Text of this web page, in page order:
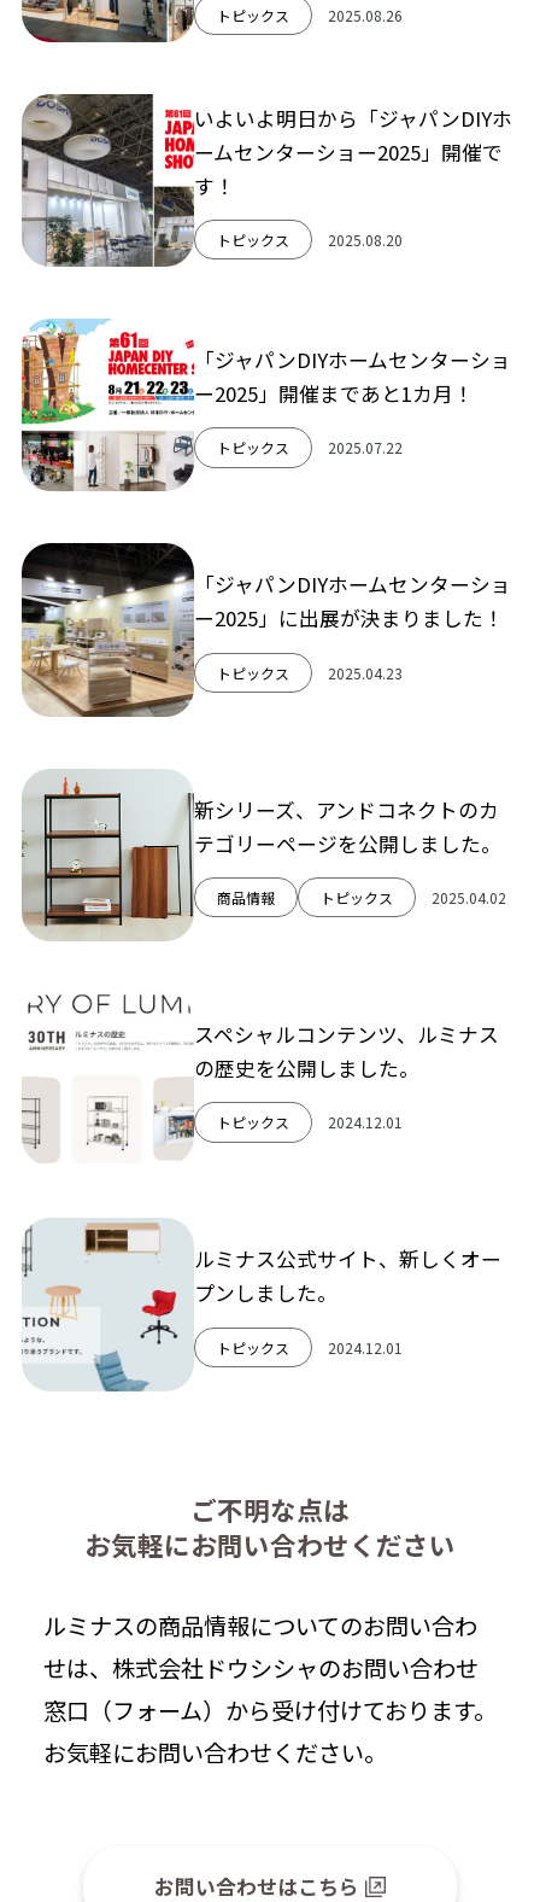
トピックス 2025.08.26
いよいよ明日から「ジャパンDIYホ
ームセンターショー2025」開催で
す！
トピックス 2025.08.20
「ジャパンDIYホームセンターショ
ー2025」開催まであと1カ月！
トピックス 2025.07.22
「ジャパンDIYホームセンターショ
ー2025」に出展が決まりました！
トピックス 2025.04.23
新シリーズ、アンドコネクトのカ
テゴリーページを公開しました。
商品情報 トピックス 2025.04.02
スペシャルコンテンツ、ルミナス
の歴史を公開しました。
トピックス 2024.12.01
ルミナス公式サイト、新しくオー
プンしました。
トピックス 2024.12.01
ご不明な点は
お気軽にお問い合わせください
ルミナスの商品情報についてのお問い合わ
せは、株式会社ドウシシャのお問い合わせ
窓口（フォーム）から受け付けております。
お気軽にお問い合わせください。
お問い合わせはこちら